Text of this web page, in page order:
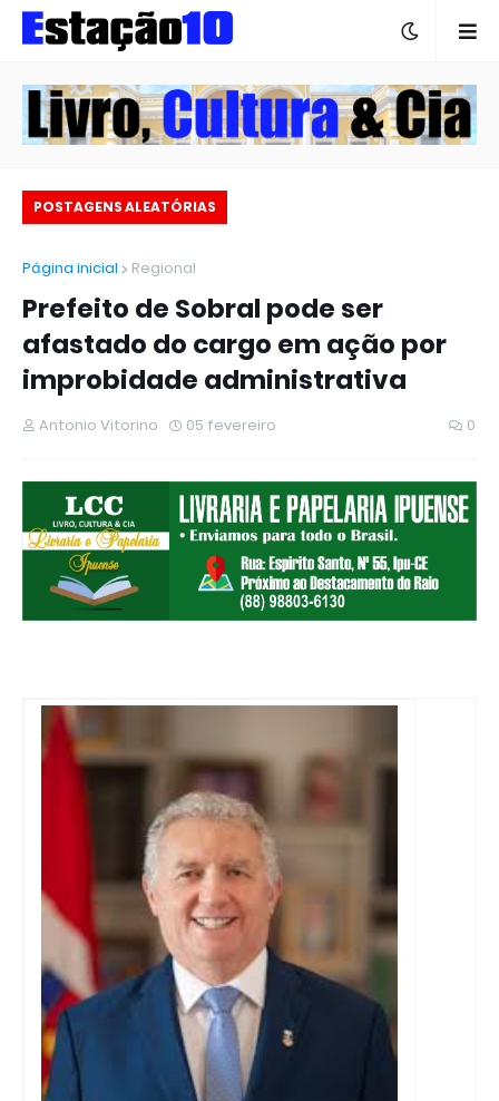
POSTAGENS ALEATÓRIAS
Página inicial Regional
Prefeito de Sobral pode ser
afastado do cargo em ação por
improbidade administrativa
Antonio Vitorino 05 fevereiro 0